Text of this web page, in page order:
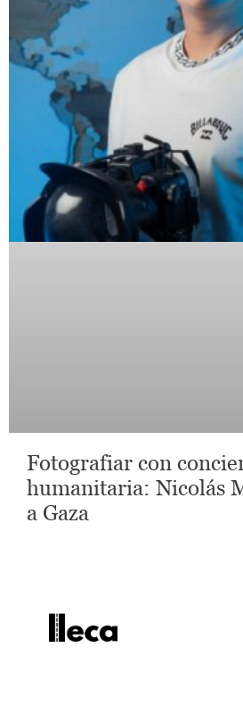
Fotografiar con
humanitaria: Nicolás
a Gaza